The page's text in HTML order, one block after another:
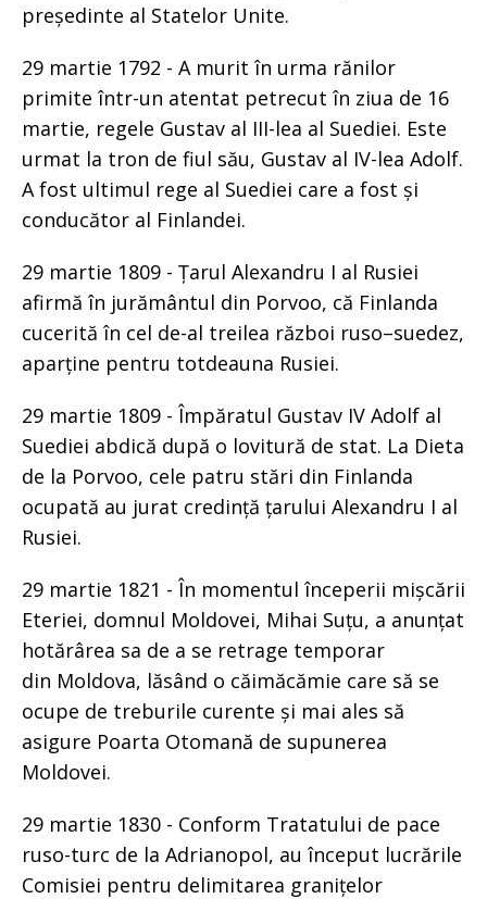
președinte al Statelor Unite.
29 martie 1792 - A murit în urma rănilor
primite într-un atentat petrecut în ziua de 16
martie, regele Gustav al III-lea al Suediei. Este
urmat la tron de fiul său, Gustav al IV-lea Adolf.
A fost ultimul rege al Suediei care a fost și
conducător al Finlandei.
29 martie 1809 - Țarul Alexandru I al Rusiei
afirmă în jurământul din Porvoo, că Finlanda
cucerită în cel de-al treilea război ruso–suedez,
aparține pentru totdeauna Rusiei.
29 martie 1809 - Împăratul Gustav IV Adolf al
Suediei abdică după o lovitură de stat. La Dieta
de la Porvoo, cele patru stări din Finlanda
ocupată au jurat credință țarului Alexandru I al
Rusiei.
29 martie 1821 - În momentul începerii mișcării
Eteriei, domnul Moldovei, Mihai Suțu, a anunțat
hotărârea sa de a se retrage temporar
din Moldova, lăsând o căimăcămie care să se
ocupe de treburile curente și mai ales să
asigure Poarta Otomană de supunerea
Moldovei.
29 martie 1830 - Conform Tratatului de pace
ruso-turc de la Adrianopol, au început lucrările
Comisiei pentru delimitarea granițelor